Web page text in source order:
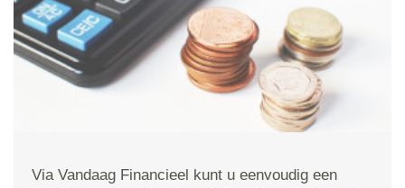
Via Vandaag Financieel kunt u eenvoudig een